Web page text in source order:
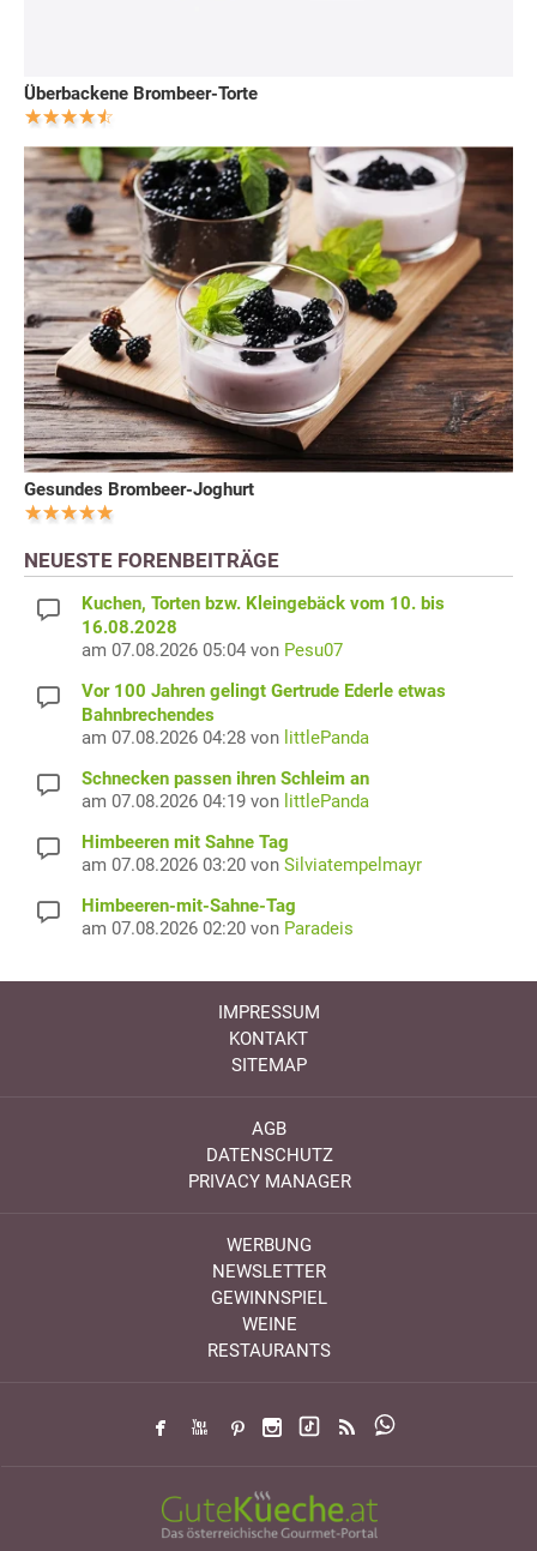
Überbackene Brombeer-Torte
Gesundes Brombeer-Joghurt
NEUESTE FORENBEITRÄGE
Kuchen, Torten bzw. Kleingebäck vom 10. bis
16.08.2028
am 07.08.2026 05:04 von Pesu07
Vor 100 Jahren gelingt Gertrude Ederle etwas
Bahnbrechendes
am 07.08.2026 04:28 von littlePanda
Schnecken passen ihren Schleim an
am 07.08.2026 04:19 von littlePanda
Himbeeren mit Sahne Tag
am 07.08.2026 03:20 von Silviatempelmayr
Himbeeren-mit-Sahne-Tag
am 07.08.2026 02:20 von Paradeis
IMPRESSUM
KONTAKT
SITEMAP
AGB
DATENSCHUTZ
PRIVACY MANAGER
WERBUNG
NEWSLETTER
GEWINNSPIEL
WEINE
RESTAURANTS